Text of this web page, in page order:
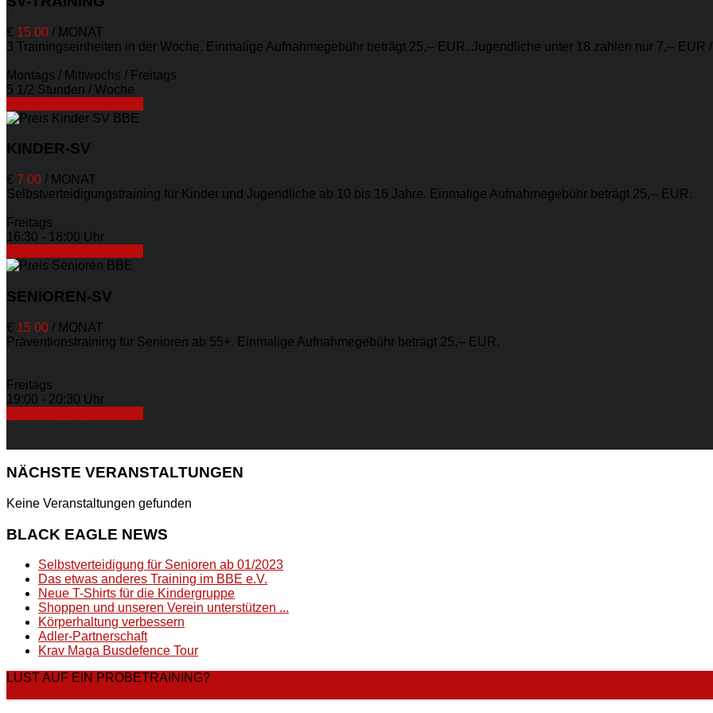
€ 15 00 / MONAT
3 Trainingseinheiten in der Woche. Einmalige Aufnahmegebühr beträgt 25,-- EUR. Jugendliche unter 18 zahlen nur 7,-- EUR
Montags / Mittwochs / Freitags
5 1/2 Stunden / Woche
KINDER-SV
€ 7 00 / MONAT
Selbstverteidigungstraining für Kinder und Jugendliche ab 10 bis 16 Jahre. Einmalige Aufnahmegebühr beträgt 25,-- EUR.
Freitags
16:30 - 18:00 Uhr
SENIOREN-SV
€ 15 00 / MONAT
Präventionstraining für Senioren ab 55+. Einmalige Aufnahmegebühr beträgt 25,-- EUR.
Freitags
19:00 - 20:30 Uhr
NÄCHSTE VERANSTALTUNGEN
Keine Veranstaltungen gefunden
BLACK EAGLE NEWS
Selbstverteidigung für Senioren ab 01/2023
Das etwas anderes Training im BBE e.V.
Neue T-Shirts für die Kindergruppe
Shoppen und unseren Verein unterstützen ...
Körperhaltung verbessern
Adler-Partnerschaft
Krav Maga Busdefence Tour
LUST AUF EIN PROBETRAINING?